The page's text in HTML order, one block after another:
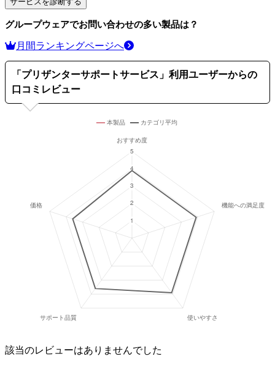
グループウェアでお問い合わせの多い製品は？
月間ランキングページへ
「 プリザンターサポートサービス 」利用ユーザーからの
口コミレビュー
該当のレビューはありませんでした